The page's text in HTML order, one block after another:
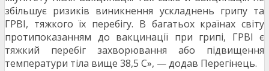
збільшує ризиків виникнення ускладнень грипу та
ГРВІ, тяжкого їх перебігу. В багатьох країнах світу
протипоказанням до вакцинації при грипі, ГРВІ є
тяжкий перебіг захворювання або підвищення
температури тіла вище 38,5 С», — додав Перегінець.